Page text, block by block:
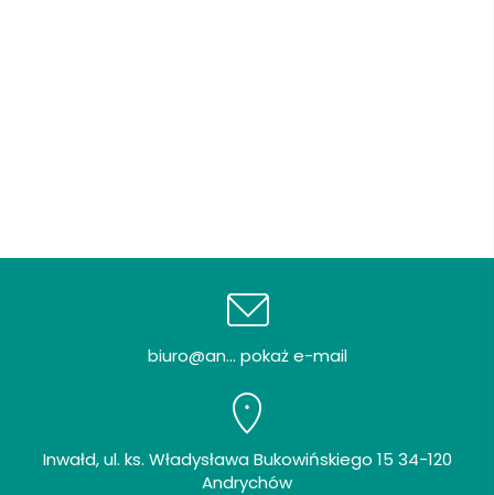
biuro@an... pokaż e-mail
Inwałd, ul. ks. Władysława Bukowińskiego 15 34-120
Andrychów